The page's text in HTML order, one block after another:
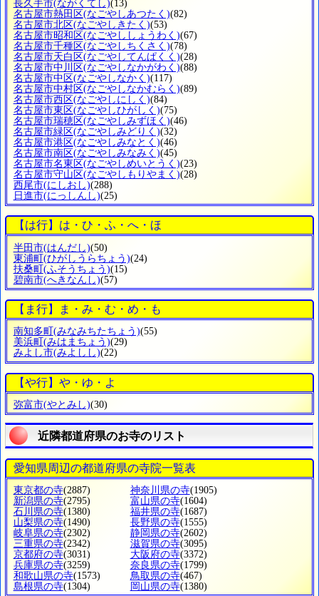
長久手市(ながくてし)(13)
名古屋市熱田区(なごやしあつたく)(82)
名古屋市北区(なごやしきたく)(53)
名古屋市昭和区(なごやししょうわく)(67)
名古屋市千種区(なごやしちくさく)(78)
名古屋市天白区(なごやしてんぱくく)(28)
名古屋市中川区(なごやしなかがわく)(88)
名古屋市中区(なごやしなかく)(117)
名古屋市中村区(なごやしなかむらく)(89)
名古屋市西区(なごやしにしく)(84)
名古屋市東区(なごやしひがしく)(75)
名古屋市瑞穂区(なごやしみずほく)(46)
名古屋市緑区(なごやしみどりく)(32)
名古屋市港区(なごやしみなとく)(46)
名古屋市南区(なごやしみなみく)(45)
名古屋市名東区(なごやしめいとうく)(23)
名古屋市守山区(なごやしもりやまく)(28)
西尾市(にしおし)(288)
日進市(にっしんし)(25)
【は行】は・ひ・ふ・へ・ほ
半田市(はんだし)(50)
東浦町(ひがしうらちょう)(24)
扶桑町(ふそうちょう)(15)
碧南市(へきなんし)(57)
【ま行】ま・み・む・め・も
南知多町 (みなみちたちょう)(55)
美浜町 (みはまちょう)(29)
みよし市(みよしし)(22)
【や行】や・ゆ・よ
弥富市(やとみし)(30)
近隣都道府県のお寺のリスト
愛知県周辺の都道府県の寺院一覧表
東京都の寺(2887) 神奈川県の寺(1905)
新潟県の寺(2795) 富山県の寺(1604)
石川県の寺(1380) 福井県の寺(1687)
山梨県の寺(1490) 長野県の寺(1555)
岐阜県の寺(2302) 静岡県の寺(2602)
三重県の寺(2342) 滋賀県の寺(3095)
京都府の寺(3031) 大阪府の寺(3372)
兵庫県の寺(3259) 奈良県の寺(1799)
和歌山県の寺(1573) 鳥取県の寺(467)
島根県の寺(1304) 岡山県の寺(1380)